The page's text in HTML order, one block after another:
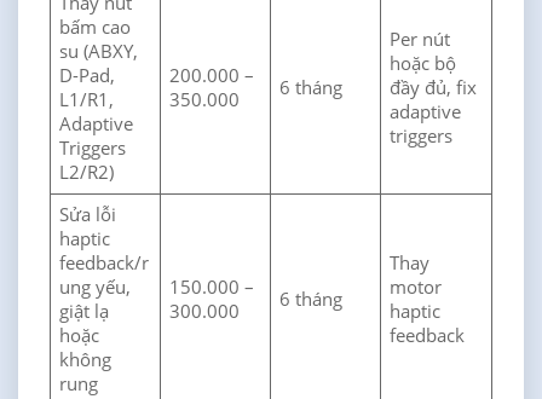
bấm cao
su (ABXY,
D-Pad,
L1/R1,
Adaptive
Triggers
L2/R2)
200.000 –
350.000
6 tháng
Per nút
hoặc bộ
đầy đủ, fix
adaptive
triggers
Sửa lỗi
haptic
feedback/r
ung yếu,
giật lạ
hoặc
không
rung
150.000 –
300.000
6 tháng
Thay
motor
haptic
feedback